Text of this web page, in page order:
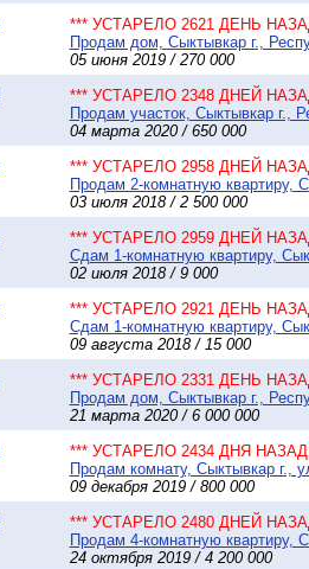
*** УСТАРЕЛО 2621 ДЕНЬ
Продам дом, Сыктывкар г.,
05 июня 2019 / 270 000
*** УСТАРЕЛО 2348 ДНЕЙ
Продам участок, Сыктывкар г.,
04 марта 2020 / 650 000
*** УСТАРЕЛО 2958 ДНЕЙ
Продам 2-комнатную квартиру,
03 июля 2018 / 2 500 000
*** УСТАРЕЛО 2959 ДНЕЙ
Сдам 1-комнатную квартиру,
02 июля 2018 / 9 000
*** УСТАРЕЛО 2921 ДЕНЬ
Сдам 1-комнатную квартиру,
09 августа 2018 / 15 000
*** УСТАРЕЛО 2331 ДЕНЬ
Продам дом, Сыктывкар г.,
21 марта 2020 / 6 000 000
*** УСТАРЕЛО 2434 ДНЯ НАЗАД
Продам комнату, Сыктывкар г.,
09 декабря 2019 / 800 000
*** УСТАРЕЛО 2480 ДНЕЙ
Продам 4-комнатную квартиру,
24 октября 2019 / 4 200 000